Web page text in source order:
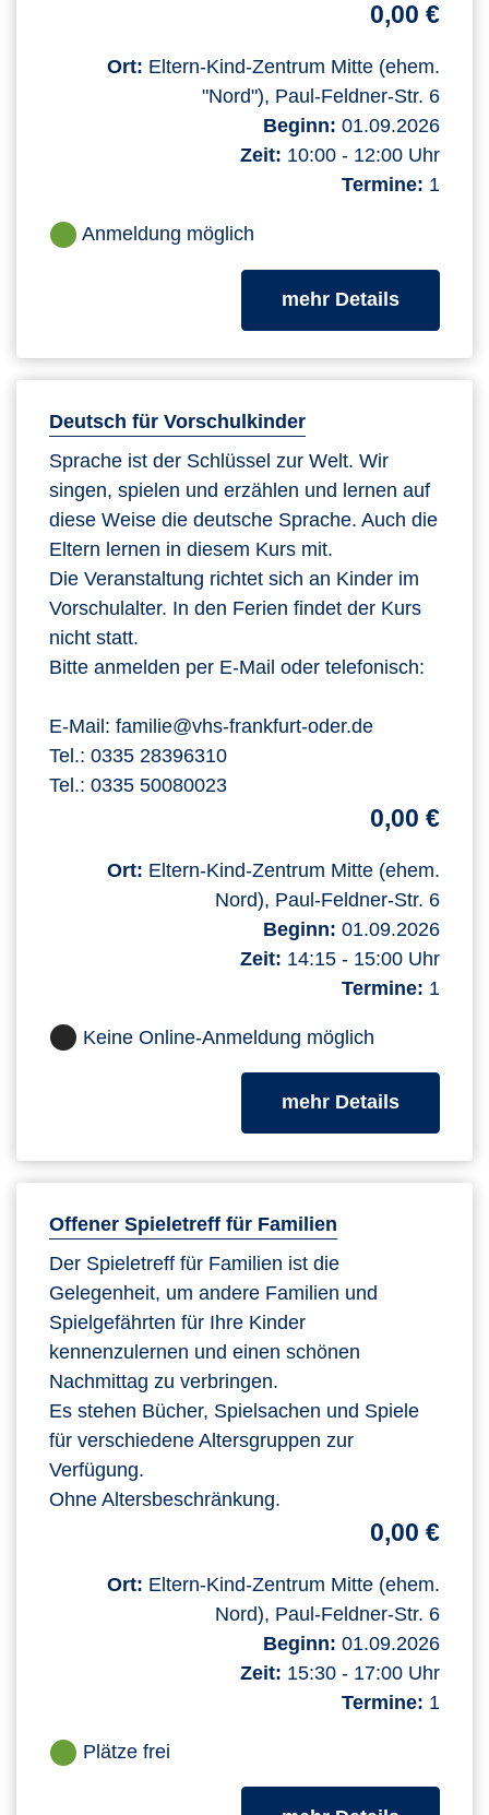
0,00 €
Ort: Eltern-Kind-Zentrum Mitte (ehem.
"Nord"), Paul-Feldner-Str. 6
Beginn: 01.09.2026
Zeit: 10:00 - 12:00 Uhr
Termine: 1
Anmeldung möglich
mehr Detailszum
Deutsch für Vorschulkinder
Sprache ist der Schlüssel zur Welt. Wir
singen, spielen und erzählen und lernen auf
diese Weise die deutsche Sprache. Auch die
Eltern lernen in diesem Kurs mit.
Die Veranstaltung richtet sich an Kinder im
Vorschulalter. In den Ferien findet der Kurs
nicht statt.
Bitte anmelden per E-Mail oder telefonisch:
E-Mail: familie@vhs-frankfurt-oder.de
Tel.: 0335 28396310
Tel.: 0335 50080023
0,00 €
Ort: Eltern-Kind-Zentrum Mitte (ehem.
Nord), Paul-Feldner-Str. 6
Beginn: 01.09.2026
Zeit: 14:15 - 15:00 Uhr
Termine: 1
Keine Online-Anmeldung möglich
mehr Detailszum
Offener Spieletreff für Familien
Der Spieletreff für Familien ist die
Gelegenheit, um andere Familien und
Spielgefährten für Ihre Kinder
kennenzulernen und einen schönen
Nachmittag zu verbringen.
Es stehen Bücher, Spielsachen und Spiele
für verschiedene Altersgruppen zur
Verfügung.
Ohne Altersbeschränkung.
0,00 €
Ort: Eltern-Kind-Zentrum Mitte (ehem.
Nord), Paul-Feldner-Str. 6
Beginn: 01.09.2026
Zeit: 15:30 - 17:00 Uhr
Termine: 1
Plätze frei